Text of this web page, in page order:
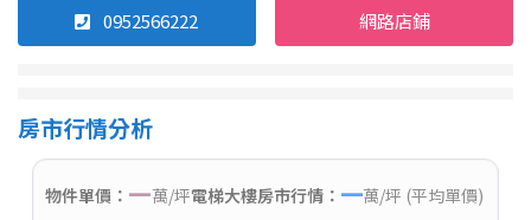
0952566222 網路店鋪
房市行情分析
物件單價： —萬/坪電梯大樓房市行情： —萬/坪 (平均單價)